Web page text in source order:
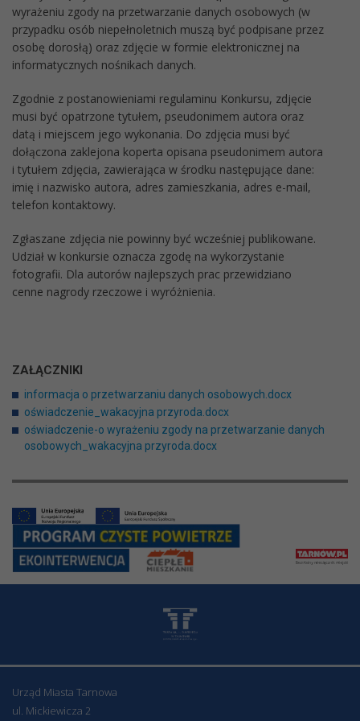
wyrażeniu zgody na przetwarzanie danych osobowych (w
przypadku osób niepełnoletnich muszą być podpisane przez
osobę dorosłą) oraz zdjęcie w formie elektronicznej na
informatycznych nośnikach danych.
Zgodnie z postanowieniami regulaminu Konkursu, zdjęcie
musi być opatrzone tytułem, pseudonimem autora oraz
datą i miejscem jego wykonania. Do zdjęcia musi być
dołączona zaklejona koperta opisana pseudonimem autora
i tytułem zdjęcia, zawierająca w środku następujące dane:
imię i nazwisko autora, adres zamieszkania, adres e-mail,
telefon kontaktowy.
Zgłaszane zdjęcia nie powinny być wcześniej publikowane.
Udział w konkursie oznacza zgodę na wykorzystanie
fotografii. Dla autorów najlepszych prac przewidziano
cenne nagrody rzeczowe i wyróżnienia.
ZAŁĄCZNIKI
informacja o przetwarzaniu danych osobowych.docx
oświadczenie_wakacyjna przyroda.docx
oświadczenie-o wyrażeniu zgody na przetwarzanie danych
osobowych_wakacyjna przyroda.docx
Urząd Miasta Tarnowa
ul. Mickiewicza 2